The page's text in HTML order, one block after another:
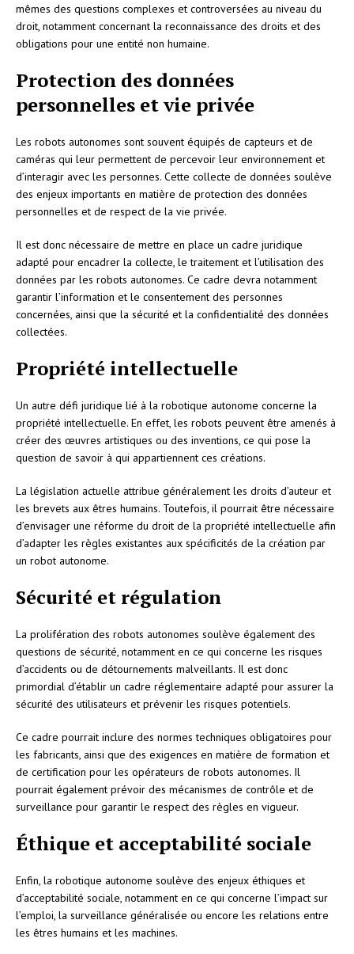
mêmes des questions complexes et controversées au niveau du
droit, notamment concernant la reconnaissance des droits et des
obligations pour une entité non humaine.
Protection des données
personnelles et vie privée
Les robots autonomes sont souvent équipés de capteurs et de
caméras qui leur permettent de percevoir leur environnement et
d’interagir avec les personnes. Cette collecte de données soulève
des enjeux importants en matière de protection des données
personnelles et de respect de la vie privée.
Il est donc nécessaire de mettre en place un cadre juridique
adapté pour encadrer la collecte, le traitement et l’utilisation des
données par les robots autonomes. Ce cadre devra notamment
garantir l’information et le consentement des personnes
concernées, ainsi que la sécurité et la confidentialité des données
collectées.
Propriété intellectuelle
Un autre défi juridique lié à la robotique autonome concerne la
propriété intellectuelle. En effet, les robots peuvent être amenés à
créer des œuvres artistiques ou des inventions, ce qui pose la
question de savoir à qui appartiennent ces créations.
La législation actuelle attribue généralement les droits d’auteur et
les brevets aux êtres humains. Toutefois, il pourrait être nécessaire
d’envisager une réforme du droit de la propriété intellectuelle afin
d’adapter les règles existantes aux spécificités de la création par
un robot autonome.
Sécurité et régulation
La prolifération des robots autonomes soulève également des
questions de sécurité, notamment en ce qui concerne les risques
d’accidents ou de détournements malveillants. Il est donc
primordial d’établir un cadre réglementaire adapté pour assurer la
sécurité des utilisateurs et prévenir les risques potentiels.
Ce cadre pourrait inclure des normes techniques obligatoires pour
les fabricants, ainsi que des exigences en matière de formation et
de certification pour les opérateurs de robots autonomes. Il
pourrait également prévoir des mécanismes de contrôle et de
surveillance pour garantir le respect des règles en vigueur.
Éthique et acceptabilité sociale
Enfin, la robotique autonome soulève des enjeux éthiques et
d’acceptabilité sociale, notamment en ce qui concerne l’impact sur
l’emploi, la surveillance généralisée ou encore les relations entre
les êtres humains et les machines.